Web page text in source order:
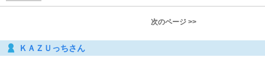
次のページ >>
ＫＡＺＵっちさん